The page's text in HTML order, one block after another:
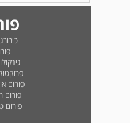
פורום
פורום
פורום